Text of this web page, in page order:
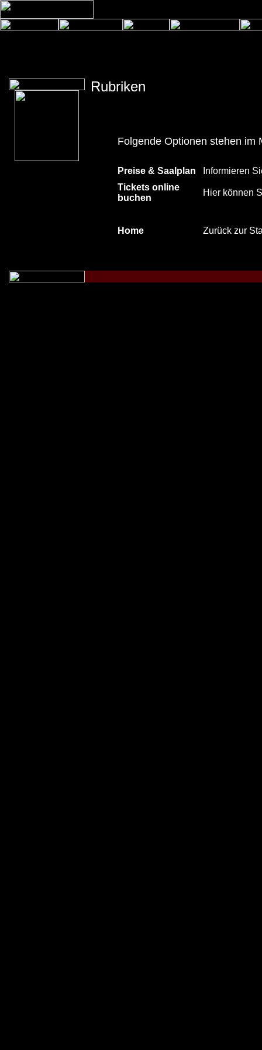
Rubriken
Folgende Optionen stehen im
Preise & Saalplan
Informieren
Tickets online
buchen
Hier können
Home Zurück zur